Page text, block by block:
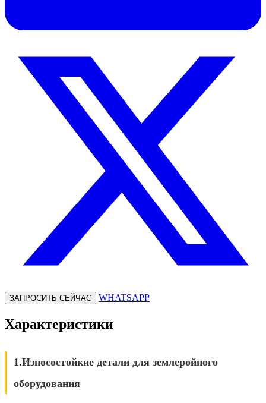
ЗАПРОСИТЬ СЕЙЧАС WHATSAPP
Характеристики
1.Износостойкие детали для землеройного
оборудования